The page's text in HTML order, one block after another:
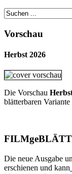
Vorschau
Herbst 2026
Die Vorschau
blätterbaren Variante
Die neue Ausgabe
erschienen und kann